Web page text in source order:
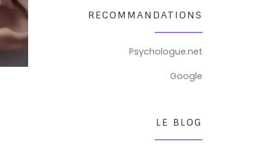
RECOMMANDATIONS
Psychologue.net
Google
LE BLOG